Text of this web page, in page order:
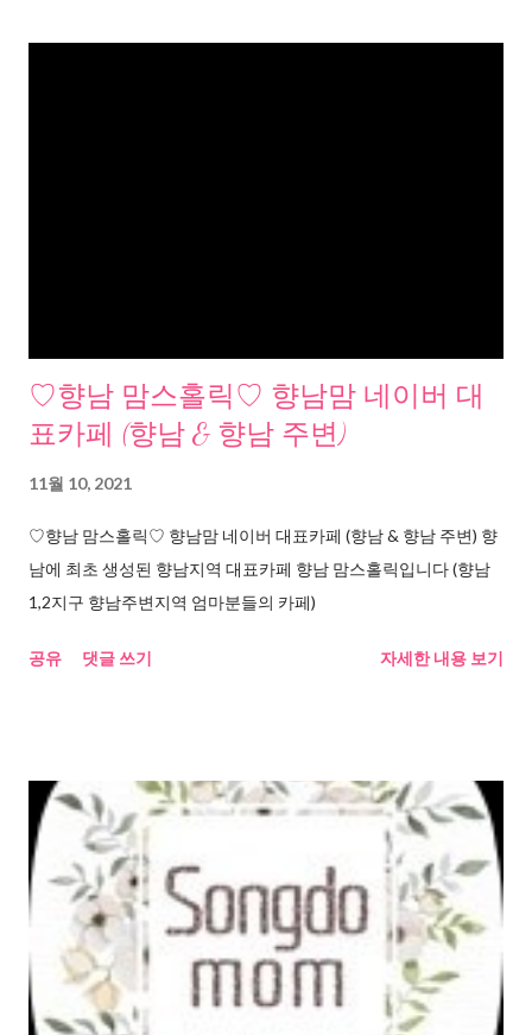
♡향남 맘스홀릭♡ 향남맘 네이버 대
표카페 (향남 & 향남 주변)
11월 10, 2021
♡향남 맘스홀릭♡ 향남맘 네이버 대표카페 (향남 & 향남 주변) 향
남에 최초 생성된 향남지역 대표카페 향남 맘스홀릭입니다 (향남
1,2지구 향남주변지역 엄마분들의 카페)
공유 댓글 쓰기 자세한 내용 보기